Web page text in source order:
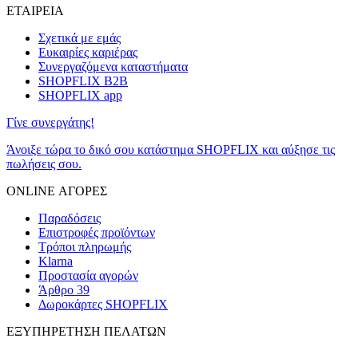
ΕΤΑΙΡΕΙΑ
Σχετικά με εμάς
Ευκαιρίες καριέρας
Συνεργαζόμενα καταστήματα
SHOPFLIX B2B
SHOPFLIX app
Γίνε συνεργάτης!
Άνοιξε τώρα το δικό σου κατάστημα SHOPFLIX και αύξησε τις
πωλήσεις σου.
ONLINE ΑΓΟΡΕΣ
Παραδόσεις
Επιστροφές προϊόντων
Τρόποι πληρωμής
Klarna
Προστασία αγορών
Άρθρο 39
Δωροκάρτες SHOPFLIX
ΕΞΥΠΗΡΕΤΗΣΗ ΠΕΛΑΤΩΝ